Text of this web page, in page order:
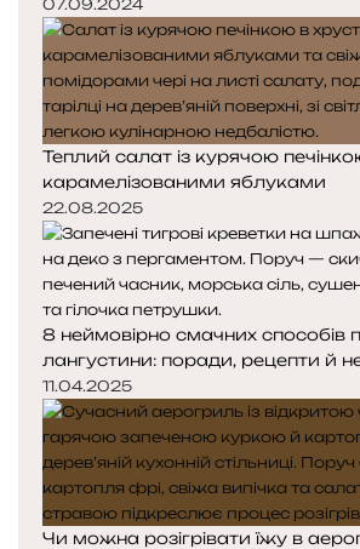
07.09.2024
Теплий салат із курячою
карамелізованими яблуками
22.08.2025
8 неймовірно смачних способів
лангустини: поради, рецепти й
11.04.2025
Чи можна розігрівати їжу в